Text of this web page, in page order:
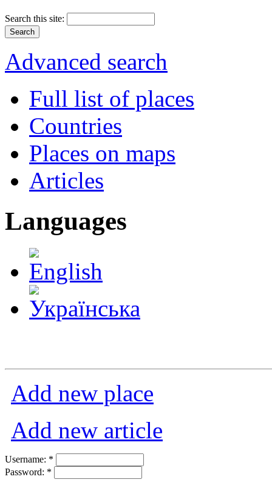
Search this site:
Advanced search
Full list of places
Countries
Places on maps
Articles
Languages
Add new place
Add new article
Username: *
Password: *